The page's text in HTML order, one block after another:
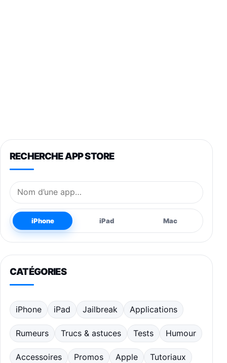
RECHERCHE APP STORE
Nom de l’application
iPhone iPad Mac
CATÉGORIES
iPhone iPad Jailbreak Applications
Rumeurs Trucs & astuces Tests Humour
Accessoires Promos Apple Tutoriaux